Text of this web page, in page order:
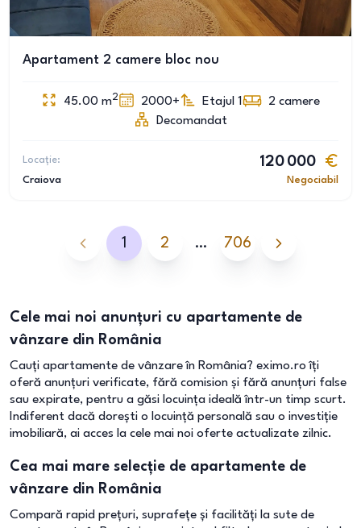
Apartament 2 camere bloc nou
45.00 m2 2000+ Etajul 1 2 camere
Decomandat
Locație:
Craiova
120 000
Negociabil
1 2 … 706
Cele mai noi anunțuri cu apartamente de
vânzare din România
Cauți apartamente de vânzare în România? eximo.ro îți
oferă anunțuri verificate, fără comision și fără anunțuri false
sau expirate, pentru a găsi locuința ideală într-un timp scurt.
Indiferent dacă dorești o locuință personală sau o investiție
imobiliară, ai acces la cele mai noi oferte actualizate zilnic.
Cea mai mare selecție de apartamente de
vânzare din România
Compară rapid prețuri, suprafețe și facilități la sute de